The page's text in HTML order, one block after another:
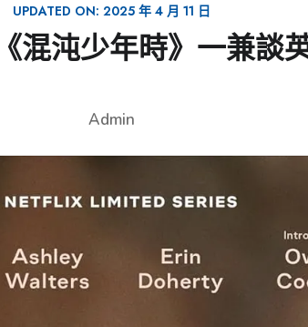
UPDATED ON: 2025 年 4 月 11 日
沌少年時》一兼談
Admin